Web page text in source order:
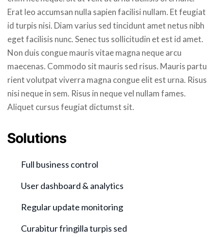
Erat leo accumsan nulla sapien facilisi nullam. Et feugiat
id turpis nisi. Diam varius sed tincidunt amet netus nibh
eget facilisis nunc. Senec tus sollicitudin et est id amet.
Non duis congue mauris vitae magna neque arcu
maecenas. Commodo sit mauris sed risus. Mauris partu
rient volutpat viverra magna congue elit est urna. Risus
nisi neque in sem. Risus in neque vel nullam fames.
Aliquet cursus feugiat dictumst sit.
Solutions
Full business control
User dashboard & analytics
Regular update monitoring
Curabitur fringilla turpis sed